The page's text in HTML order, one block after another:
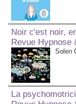
Noir c'est noir,
Revue Hypnose
Solen
La